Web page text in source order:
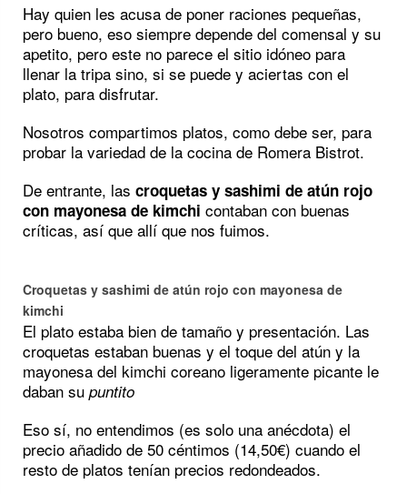
Hay quien les acusa de poner raciones pequeñas,
pero bueno, eso siempre depende del comensal y su
apetito, pero este no parece el sitio idóneo para
llenar la tripa sino, si se puede y aciertas con el
plato, para disfrutar.
Nosotros compartimos platos, como debe ser, para
probar la variedad de la cocina de Romera Bistrot.
De entrante, las croquetas y sashimi de atún rojo
con mayonesa de kimchi contaban con buenas
críticas, así que allí que nos fuimos.
Croquetas y sashimi de atún rojo con mayonesa de
kimchi
El plato estaba bien de tamaño y presentación. Las
croquetas estaban buenas y el toque del atún y la
mayonesa del kimchi coreano ligeramente picante le
daban su puntito
Eso sí, no entendimos (es solo una anécdota) el
precio añadido de 50 céntimos (14,50€) cuando el
resto de platos tenían precios redondeados.